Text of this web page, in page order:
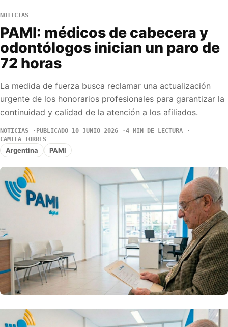
NOTICIAS
PAMI: médicos de cabecera y
odontólogos inician un paro de
72 horas
La medida de fuerza busca reclamar una actualización
urgente de los honorarios profesionales para garantizar la
continuidad y calidad de la atención a los afiliados.
NOTICIAS PUBLICADO 10 JUNIO 2026
4 MIN DE LECTURA
CAMILA TORRES
Argentina PAMI